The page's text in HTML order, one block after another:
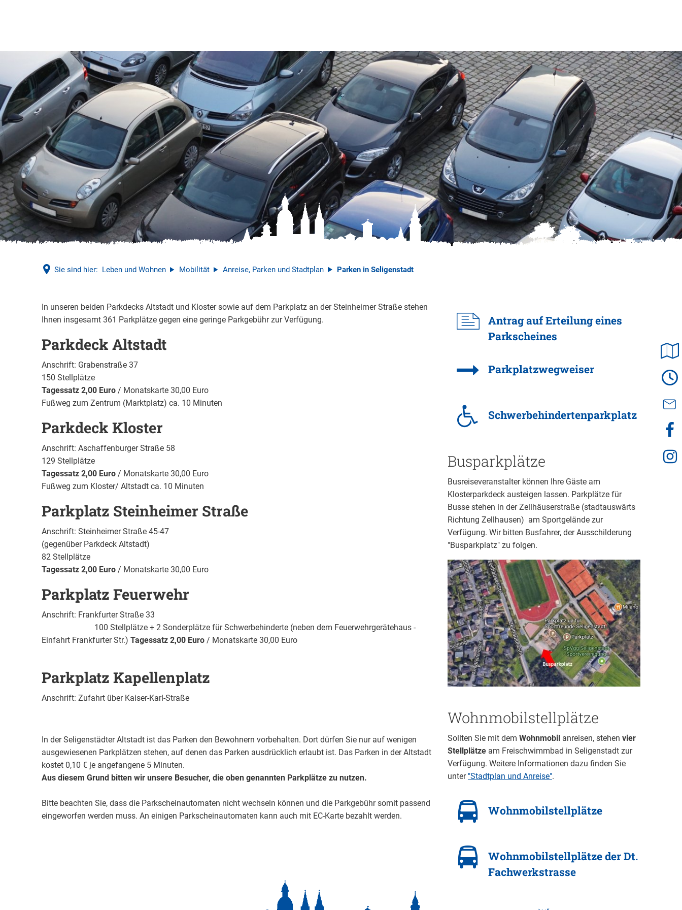
Sie sind hier: Leben und Wohnen Mobilität Anreise, Parken und Stadtplan Parken in Seligenstadt
Parken
Seligenstadt
In unseren beiden Parkdecks Altstadt und Kloster sowie auf dem Parkplatz an der Steinheimer Straße stehen
Ihnen insgesamt 361 Parkplätze gegen eine geringe Parkgebühr zur Verfügung.
Parkdeck Altstadt
Anschrift: Grabenstraße 37
150 Stellplätze
Tagessatz 2,00 Euro / Monatskarte 30,00 Euro
Fußweg zum Zentrum (Marktplatz) ca. 10 Minuten
Parkdeck Kloster
Anschrift: Aschaffenburger Straße 58
129 Stellplätze
Tagessatz 2,00 Euro / Monatskarte 30,00 Euro
Fußweg zum Kloster/ Altstadt ca. 10 Minuten
Parkplatz Steinheimer Straße
Anschrift: Steinheimer Straße 45-47
(gegenüber Parkdeck Altstadt)
82 Stellplätze
Tagessatz 2,00 Euro / Monatskarte 30,00 Euro
Parkplatz Feuerwehr
Anschrift: Frankfurter Straße 33
100 Stellplätze + 2 Sonderplätze für Schwerbehinderte (neben dem Feuerwehrgerätehaus -
Einfahrt Frankfurter Str.) Tagessatz 2,00 Euro / Monatskarte 30,00 Euro
Parkplatz Kapellenplatz
Anschrift: Zufahrt über Kaiser-Karl-Straße
In der Seligenstädter Altstadt ist das Parken den Bewohnern vorbehalten. Dort dürfen Sie nur auf wenigen
ausgewiesenen Parkplätzen stehen, auf denen das Parken ausdrücklich erlaubt ist. Das Parken in der Altstadt
kostet 0,10 € je angefangene 5 Minuten.
Aus diesem Grund bitten wir unsere Besucher, die oben genannten Parkplätze zu nutzen.
Bitte beachten Sie, dass die Parkscheinautomaten nicht wechseln können und die Parkgebühr somit passend
eingeworfen werden muss. An einigen Parkscheinautomaten kann auch mit EC-Karte bezahlt werden.
Antrag auf Erteilung eines
Parkscheines
Parkplatzwegweiser
Schwerbehindertenparkplatz
Busparkplätze
Busreiseveranstalter können Ihre Gäste am
Klosterparkdeck austeigen lassen. Parkplätze für
Busse stehen in der Zellhäuserstraße (stadtauswärts
Richtung Zellhausen) am Sportgelände zur
Verfügung. Wir bitten Busfahrer, der Ausschilderung
"Busparkplatz" zu folgen.
Wohnmobilstellplätze
Sollten Sie mit dem Wohnmobil anreisen, stehen vier
Stellplätze am Freischwimmbad in Seligenstadt zur
Verfügung. Weitere Informationen dazu finden Sie
unter "Stadtplan und Anreise".
Wohnmobilstellplätze
Wohnmobilstellplätze der Dt.
Fachwerkstrasse